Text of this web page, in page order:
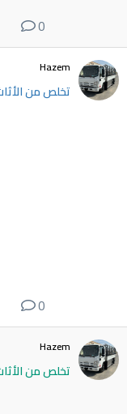
0
Hazem
تخلص من الأثاث
0
Hazem
تخلص من الأثاث